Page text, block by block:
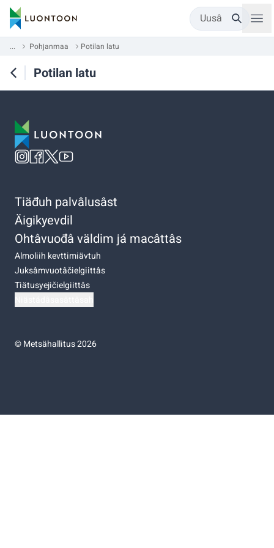
Uusâ
... Pohjanmaa Potilan latu
Potilan latu
Tiäđuh palvâlusâst
Äigikyevdil
Ohtâvuođâ väldim já macâttâs
Almoliih kevttimiävtuh
Juksâmvuotâčielgiittâs
Tiätusyejičielgiittâs
©Metsähallitus 2026